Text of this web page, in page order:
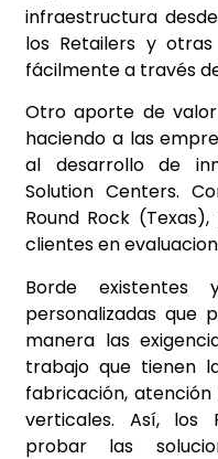
infraestructura
los Retailers y
fácilmente a través
Otro aporte de
haciendo a las
al desarrollo de
Solution Centers.
Round Rock
clientes en
Borde
personalizadas que
manera las
trabajo que tienen
fabricación,
verticales. Así, los
probar las